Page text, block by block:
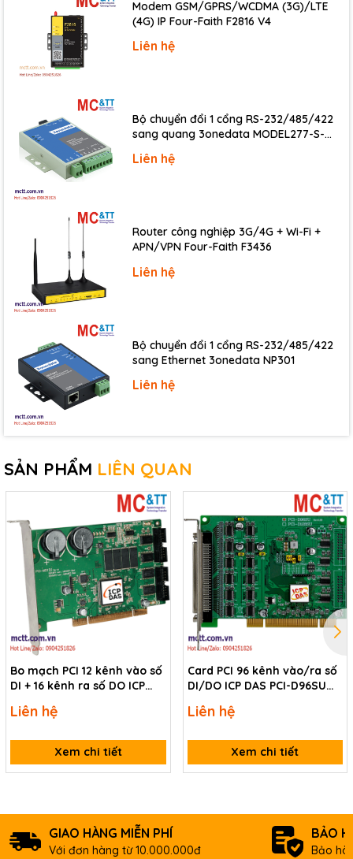
32
5 V/TTL
Operation Mode
Static Update
Max. Load Current
Sink: 24 mA@ 0.8 V
Source: 15 mA @ 2.0 V
Response Speed
1.0 MHz
Timer/Counter/Frequency
6 (Independent x 3/EVTIRQ x 1/TMRIRQ x
1/EXTIRQ x 1)
Type
5 V/TTL
Resolution
Clock
Internal: 4 MHz
PC Bus
Type
Power
Consumption
200 mA @ +3.3 V
180 mA @ +12 V
Mechanical
Dimensions (mm)
112 x 156 x 22 (W x L x D)
Operating Temperature
0 ~ +60°C
Storage Temperature
-20 ~ +70°C
Download
Documents
Odering information
Modem GSM/GPRS/WCDMA (3G)/LTE
(4G) IP Four-Faith F2816 V4
Liên hệ
Bộ chuyển đổi 1 cổng RS-232/485/422
sang quang 3onedata MODEL277-S-
20KM)
Liên hệ
Router công nghiệp 3G/4G + Wi-Fi +
APN/VPN Four-Faith F3436
Liên hệ
Bộ chuyển đổi 1 cổng RS-232/485/422
sang Ethernet 3onedata NP301
Liên hệ
SẢN PHẨM LIÊN QUAN
Bo mạch PCI 12 kênh vào số
DI + 16 kênh ra số DO ICP
Liên hệ
Xem chi tiết
Card PCI 96 kênh vào/ra số
DI/DO ICP DAS PCI-D96SU
Liên hệ
Xem chi tiết
GIAO HÀNG MIỄN PHÍ
Với đơn hàng từ 10.000.000đ
BẢO
Bảo